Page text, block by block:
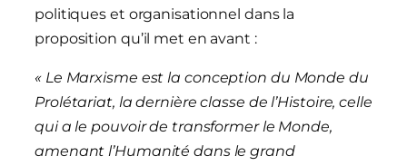
politiques et organisationnel dans la
proposition qu’il met en avant :
« Le Marxisme est la conception du Monde du
Prolétariat, la dernière classe de l’Histoire, celle
qui a le pouvoir de transformer le Monde,
amenant l’Humanité dans le grand